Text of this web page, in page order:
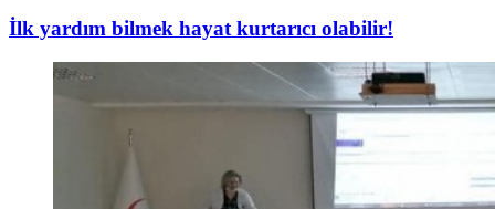
İlk yardım bilmek hayat kurtarıcı olabilir!